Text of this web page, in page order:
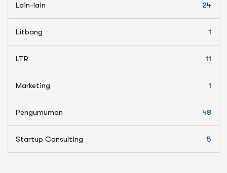
Lain-lain 24
Litbang 1
LTR 11
Marketing 1
Pengumuman 48
Startup Consulting 5